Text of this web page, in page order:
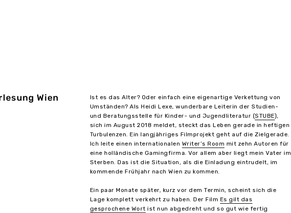
Wien
Ist es das Alter? Oder einfach eine eigenartige Verkettung von
Umständen? Als Heidi Lexe, wunderbare Leiterin der Studien-
und Beratungsstelle für Kinder- und Jugendliteratur (STUBE),
sich im August 2018 meldet, steckt das Leben gerade in heftigen
Turbulenzen. Ein langjähriges Filmprojekt geht auf die Zielgerade.
Ich leite einen internationalen Writer’s Room mit zehn Autoren für
eine holländische Gamingfirma. Vor allem aber liegt mein Vater im
Sterben. Das ist die Situation, als die Einladung eintrudelt, im
kommende Frühjahr nach Wien zu kommen.
Ein paar Monate später, kurz vor dem Termin, scheint sich die
Lage komplett verkehrt zu haben. Der Film Es gilt das
gesprochene Wort ist nun abgedreht und so gut wie fertig